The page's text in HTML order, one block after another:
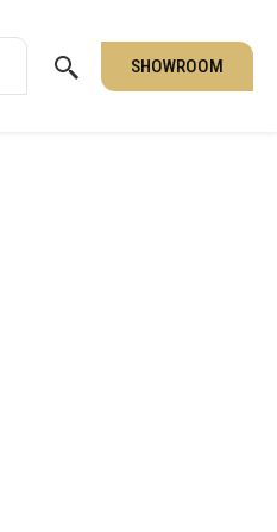
SHOWROOM